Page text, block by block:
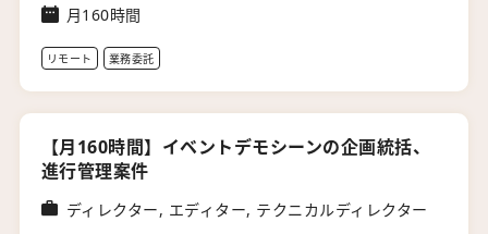
月160時間
リモート 業務委託
【月160時間】イベントデモシーンの企画統括、
進行管理案件
ディレクター, エディター, テクニカルディレクター